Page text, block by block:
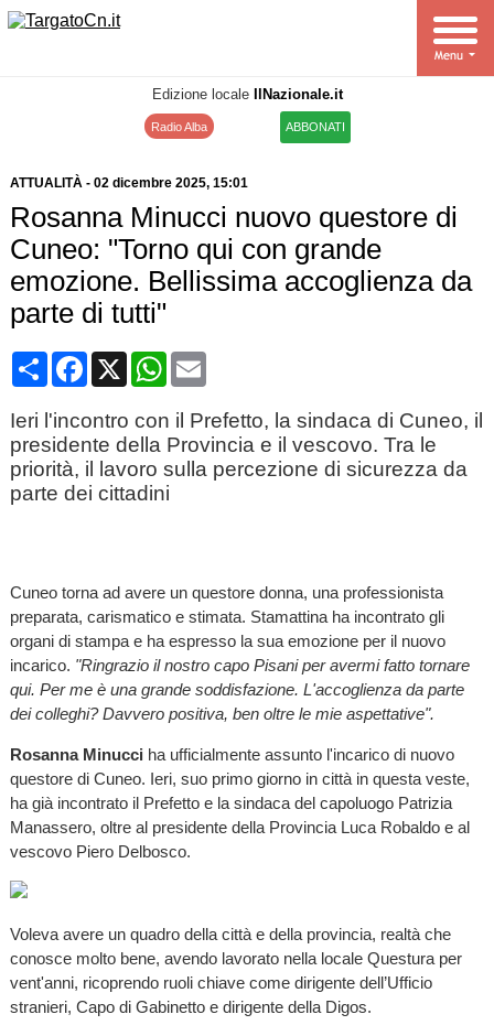
Edizione locale IlNazionale.it
Radio Alba ABBONATI
ATTUALITÀ- 02 dicembre 2025, 15:01
Rosanna Minucci nuovo questore di
Cuneo: "Torno qui con grande
emozione. Bellissima accoglienza da
parte di tutti"
CondividiFacebook
X WhatsApp
Email
Ieri l'incontro con il Prefetto, la sindaca di Cuneo, il
presidente della Provincia e il vescovo. Tra le
priorità, il lavoro sulla percezione di sicurezza da
parte dei cittadini
Cuneo torna ad avere un questore donna, una professionista
preparata, carismatico e stimata. Stamattina ha incontrato gli
organi di stampa e ha espresso la sua emozione per il nuovo
incarico. "Ringrazio il nostro capo Pisani per avermi fatto tornare
qui. Per me è una grande soddisfazione. L'accoglienza da parte
dei colleghi? Davvero positiva, ben oltre le mie aspettative".
Rosanna Minucci ha ufficialmente assunto l'incarico di nuovo
questore di Cuneo. Ieri, suo primo giorno in città in questa veste,
ha già incontrato il Prefetto e la sindaca del capoluogo Patrizia
Manassero, oltre al presidente della Provincia Luca Robaldo e al
vescovo Piero Delbosco.
Voleva avere un quadro della città e della provincia, realtà che
conosce molto bene, avendo lavorato nella locale Questura per
vent'anni, ricoprendo ruoli chiave come dirigente dell’Ufficio
stranieri, Capo di Gabinetto e dirigente della Digos.